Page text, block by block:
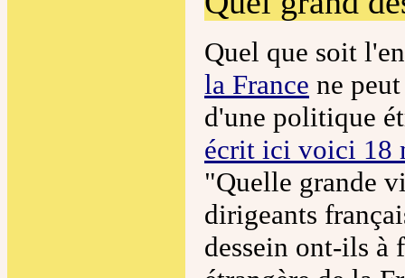
Quel que soit
la France ne
d'une politique
écrit ici voici 18
"Quelle grande
dirigeants
dessein ont-ils